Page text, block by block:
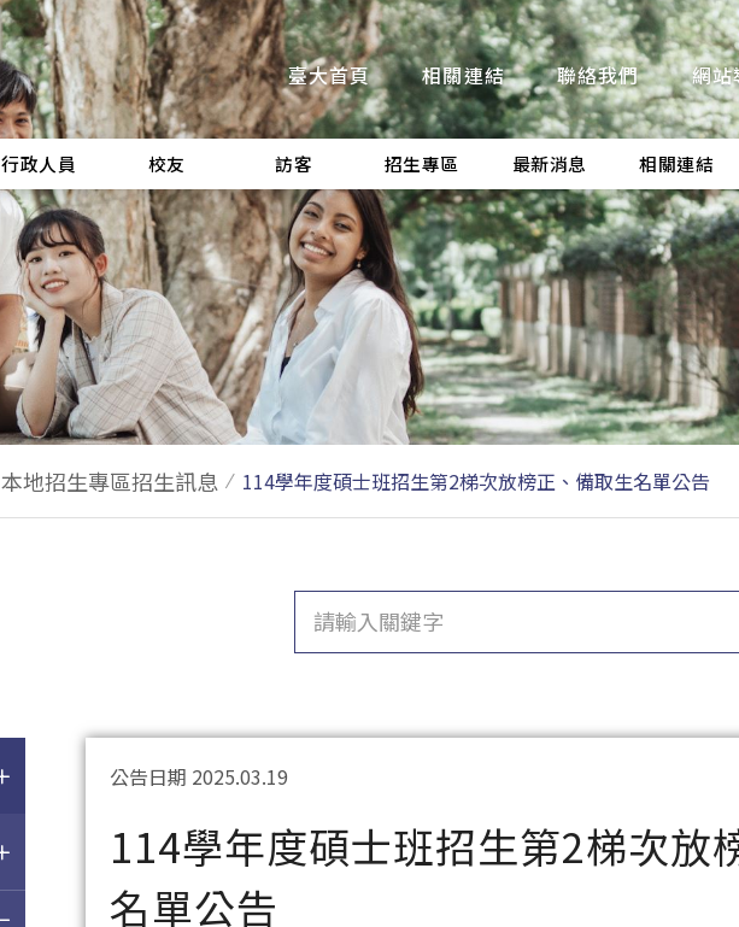
臺大首頁 相關連結 聯絡我們 網站
行政人員 校友 訪客 招生專區 最新消息 相關連結
本地招生專區招生訊息 114學年度碩士班招生第2梯次放榜正、備取生名單公告
公告日期 2025.03.19
114學年度碩士班招生第2梯次放
名單公告